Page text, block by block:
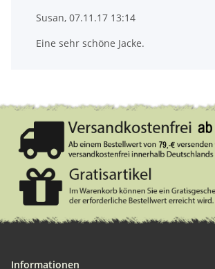
Susan, 07.11.17 13:14
Eine sehr schöne Jacke.
Informationen